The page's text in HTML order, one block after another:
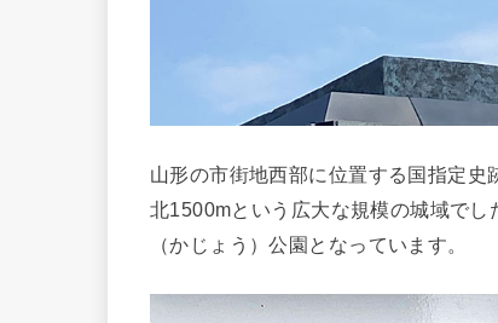
山形の市街地西部に位置する国指定史
北1500mという広大な規模の城域で
（かじょう）公園となっています。